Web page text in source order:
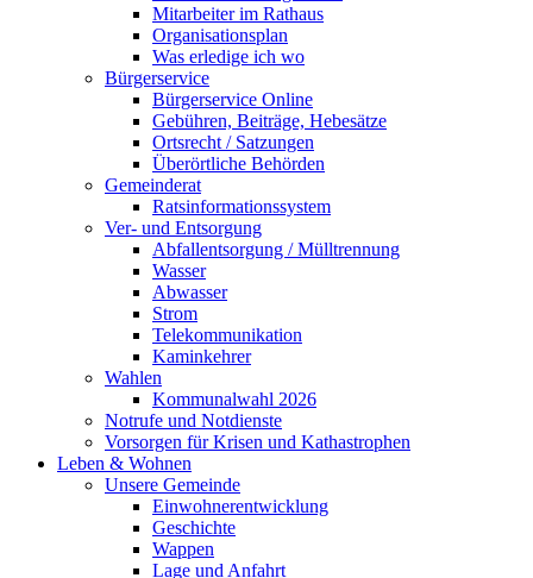
Mitarbeiter im Rathaus
Organisationsplan
Was erledige ich wo
Bürgerservice
Bürgerservice Online
Gebühren, Beiträge, Hebesätze
Ortsrecht / Satzungen
Überörtliche Behörden
Gemeinderat
Ratsinformationssystem
Ver- und Entsorgung
Abfallentsorgung / Mülltrennung
Wasser
Abwasser
Strom
Telekommunikation
Kaminkehrer
Wahlen
Kommunalwahl 2026
Notrufe und Notdienste
Vorsorgen für Krisen und Kathastrophen
Leben & Wohnen
Unsere Gemeinde
Einwohnerentwicklung
Geschichte
Wappen
Lage und Anfahrt